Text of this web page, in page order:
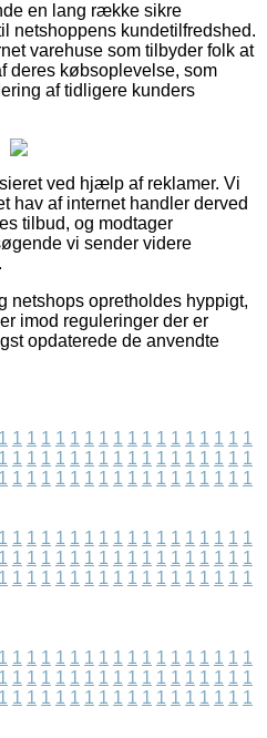
en lang række sikre
netshoppens kundetilfredshed.
varehuse som tilbyder folk at
deres købsoplevelse, som
af tidligere kunders
ved hjælp af reklamer. Vi
hav af internet handler derved
tilbud, og modtager
vi sender videre
netshops opretholdes hyppigt,
imod reguleringer der er
opdaterede de anvendte
1 1 1 1 1 1 1 1 1 1 1 1 1 1 1 1 1 1
1 1 1 1 1 1 1 1 1 1 1 1 1 1 1 1 1 1
1 1 1 1 1 1 1 1 1 1 1 1 1 1 1 1 1 1
1 1 1 1 1 1 1 1 1 1 1 1 1 1 1 1 1 1
1 1 1 1 1 1 1 1 1 1 1 1 1 1 1 1 1 1
1 1 1 1 1 1 1 1 1 1 1 1 1 1 1 1 1 1
1 1 1 1 1 1 1 1 1 1 1 1 1 1 1 1 1 1
1 1 1 1 1 1 1 1 1 1 1 1 1 1 1 1 1 1
1 1 1 1 1 1 1 1 1 1 1 1 1 1 1 1 1 1